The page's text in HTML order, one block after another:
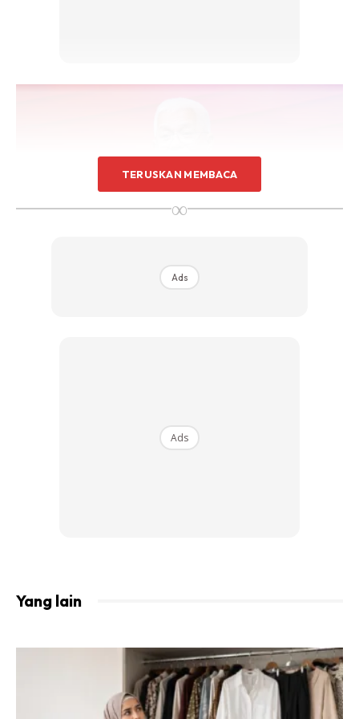
membawa tema #SavingTheUmmah. Surah ini menyeru
TERUSKAN MEMBACA
∞
Ads
Ads
Yang lain